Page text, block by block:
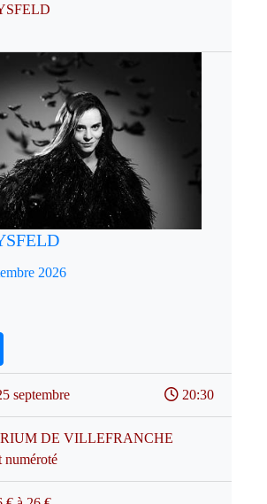
2026
septembre 20:30
DE VILLEFRANCHE
numéroté